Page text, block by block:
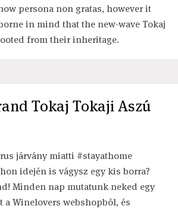
persona non gratas, however it
in mind that the new-wave Tokaj
from their inheritage.
Tokaj Tokaji Aszú
járvány miatti #stayathome
idején is vágysz egy kis borra?
Minden nap mutatunk neked egy
a Winelovers webshopból, és